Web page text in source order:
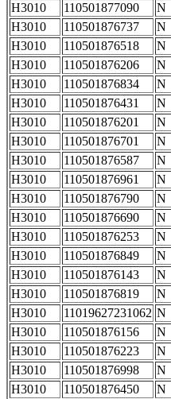
H3010
110501877090
N
H3010
110501876737
N
H3010
110501876518
N
H3010
110501876206
N
H3010
110501876834
N
H3010
110501876431
N
H3010
110501876201
N
H3010
110501876701
N
H3010
110501876587
N
H3010
110501876961
N
H3010
110501876790
N
H3010
110501876690
N
H3010
110501876253
N
H3010
110501876849
N
H3010
110501876143
N
H3010
110501876819
N
H3010
11019627231062 N
H3010
110501876156
N
H3010
110501876223
N
H3010
110501876998
N
H3010
110501876450 N